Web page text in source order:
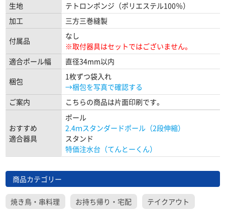
生地
テトロンポンジ（ポリエステル100％）
加工
三方三巻縫製
付属品
なし
※取付器具はセットではございません。
適合ポール幅
直径34mm以内
梱包
1枚ずつ袋入れ
→梱包を写真で確認する
ご案内
こちらの商品は片面印刷です。
おすすめ
適合器具
ポール
2.4ｍスタンダードポール（2段伸縮）
スタンド
特価注水台（てんとーくん）
商品カテゴリー
焼き鳥・串料理 お持ち帰り・宅配 テイクアウト